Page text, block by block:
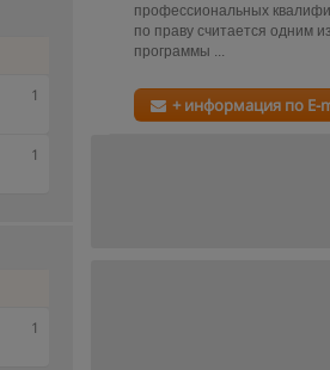
профессиональных
по праву считается одним
программы ...
+ информация по E-
1
1
1